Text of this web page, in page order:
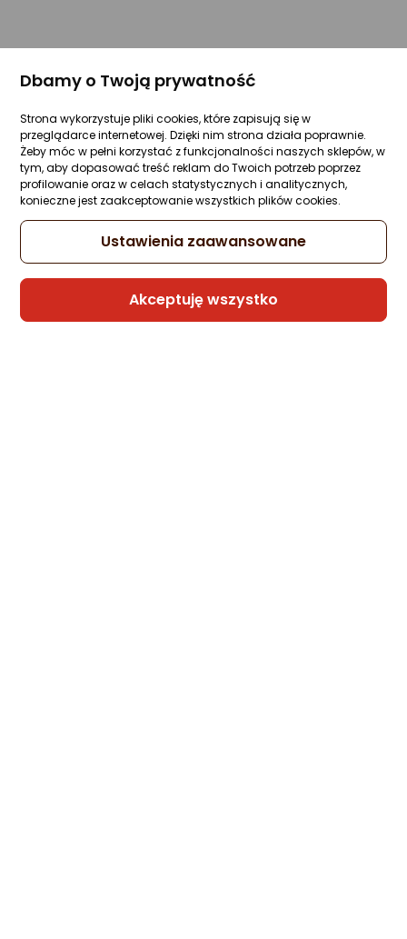
Dbamy o Twoją prywatność
Strona wykorzystuje pliki cookies, które zapisują się w
przeglądarce internetowej. Dzięki nim strona działa poprawnie.
Żeby móc w pełni korzystać z funkcjonalności naszych sklepów, w
tym, aby dopasować treść reklam do Twoich potrzeb poprzez
profilowanie oraz w celach statystycznych i analitycznych,
konieczne jest zaakceptowanie wszystkich plików cookies.
Ustawienia zaawansowane
Akceptuję wszystko